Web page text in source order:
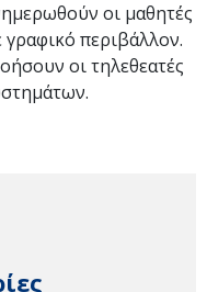
οι μαθητές
γραφικό περιβάλλον.
οι τηλεθεατές